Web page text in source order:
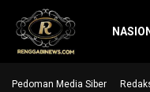
Pedoman Media Siber
Hari Raya Idul Adha,